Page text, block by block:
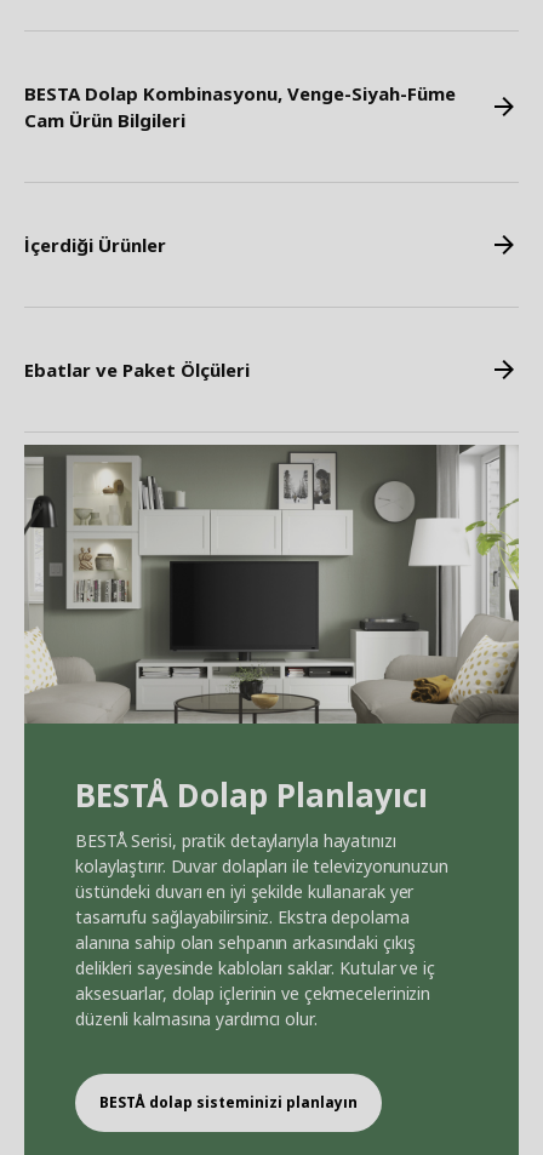
BESTA Dolap Kombinasyonu, Venge-Siyah-Füme
Cam Ürün Bilgileri
İçerdiği Ürünler
Ebatlar ve Paket Ölçüleri
BESTÅ Dolap Planlayıcı
BESTÅSerisi, pratik detaylarıyla hayatınızı
kolaylaştırır. Duvar dolapları ile televizyonunuzun
üstündeki duvarı en iyi şekilde kullanarak yer
tasarrufu sağlayabilirsiniz. Ekstra depolama
alanına sahip olan sehpanın arkasındaki çıkış
delikleri sayesinde kabloları saklar. Kutular ve iç
aksesuarlar, dolap içlerinin ve çekmecelerinizin
düzenli kalmasına yardımcı olur.
BESTÅ dolap sisteminizi planlayın